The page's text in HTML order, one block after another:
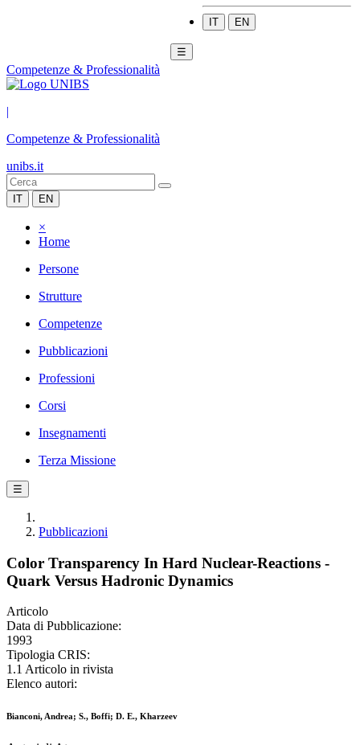
IT EN
☰
Competenze & Professionalità
|
Competenze & Professionalità
unibs.it
IT EN
×
Home
Persone
Strutture
Competenze
Pubblicazioni
Professioni
Corsi
Insegnamenti
Terza Missione
☰
Pubblicazioni
Color Transparency In Hard Nuclear-Reactions -
Quark Versus Hadronic Dynamics
Articolo
Data di Pubblicazione:
1993
Tipologia CRIS:
1.1 Articolo in rivista
Elenco autori:
Bianconi, Andrea; S., Boffi; D. E., Kharzeev